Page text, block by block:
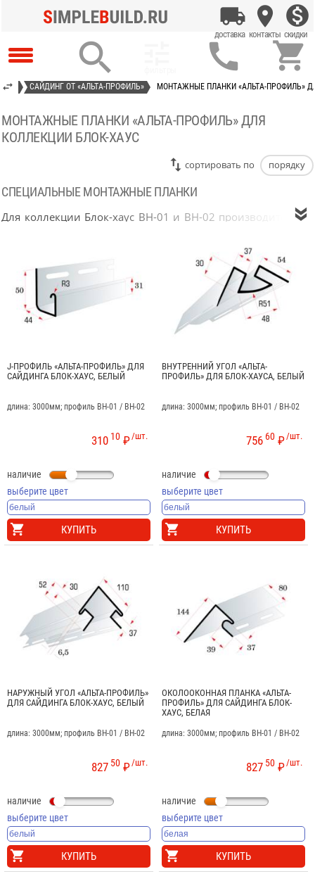
  
САЙДИНГ ОТ «АЛЬТА-ПРОФИЛЬ» МОНТАЖНЫЕ ПЛАНКИ «АЛЬТА-ПРОФИЛЬ»
МОНТАЖНЫЕ ПЛАНКИ «АЛЬТА-ПРОФИЛЬ» ДЛЯ
КОЛЛЕКЦИИ БЛОК-ХАУС
cортировать по порядку
СПЕЦИАЛЬНЫЕ МОНТАЖНЫЕ ПЛАНКИ
Для коллекции Блок-хаус BH-01 и BH-02 производится ряд
профили. От базовой фурнитуры производителя они
отличаются размерами пазов, поскольку толщина профиля
панелей этого сайдинга ощутимо больше.

J-ПРОФИЛЬ «АЛЬТА-ПРОФИЛЬ» ДЛЯ
САЙДИНГА БЛОК-ХАУС, БЕЛЫЙ
длина: 3000мм; профиль BH-01 / BH-02
/шт.
310 10 ₽
наличие
выберите цвет
КУПИТЬ
ВНУТРЕННИЙ УГОЛ «АЛЬТА-
ПРОФИЛЬ» ДЛЯ БЛОК-ХАУСА, БЕЛЫЙ
длина: 3000мм; профиль BH-01 / BH-02
/шт.
756 60 ₽
наличие
выберите цвет
КУПИТЬ
НАРУЖНЫЙ УГОЛ «АЛЬТА-ПРОФИЛЬ»
ДЛЯ САЙДИНГА БЛОК-ХАУС, БЕЛЫЙ
длина: 3000мм; профиль BH-01 / BH-02
/шт.
827 50 ₽
наличие
выберите цвет
КУПИТЬ
ОКОЛООКОННАЯ ПЛАНКА «АЛЬТА-
ПРОФИЛЬ» ДЛЯ САЙДИНГА БЛОК-
ХАУС, БЕЛАЯ
длина: 3000мм; профиль BH-01 / BH-02
/шт.
827 50 ₽
наличие
выберите цвет
КУПИТЬ